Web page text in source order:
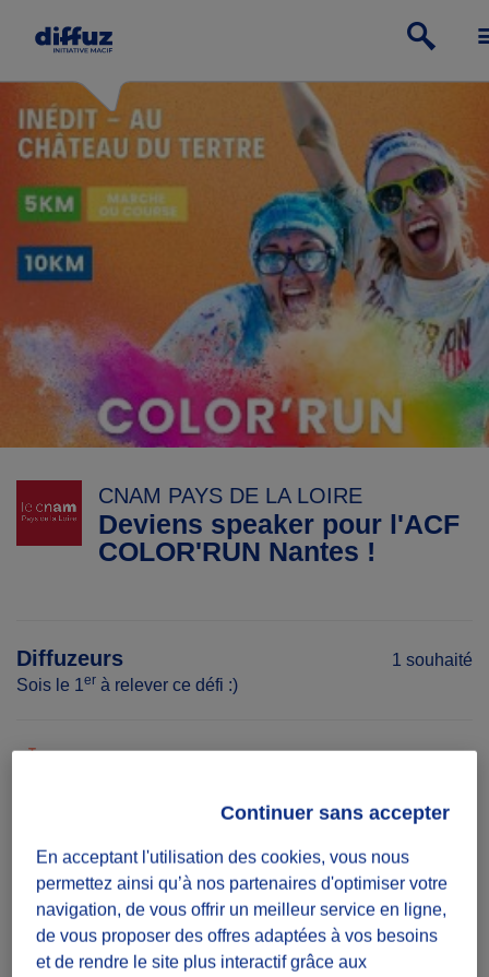
CNAM PAYS DE LA LOIRE
Deviens speaker pour l'ACF
COLOR'RUN Nantes !
Diffuzeurs
1 souhaité
Sois le 1er à relever ce défi :)
Date
Le 07/06/26 de 09:30 à 13:00
Temps à donner
En acceptant l'utilisation des cookies, vous nous
permettez ainsi qu’à nos partenaires d'optimiser votre
navigation, de vous offrir un meilleur service en ligne,
de vous proposer des offres adaptées à vos besoins
et de rendre le site plus interactif grâce aux
Continuer sans accepter